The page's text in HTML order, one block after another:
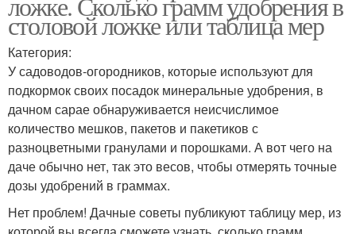
столовой ложке или таблица мер
Категория:
У садоводов-огородников, которые используют для
подкормок своих посадок минеральные удобрения, в
дачном сарае обнаруживается неисчислимое
количество мешков, пакетов и пакетиков с
разноцветными гранулами и порошками. А вот чего на
даче обычно нет, так это весов, чтобы отмерять точные
дозы удобрений в граммах.
Нет проблем! Дачные советы публикуют таблицу мер, из